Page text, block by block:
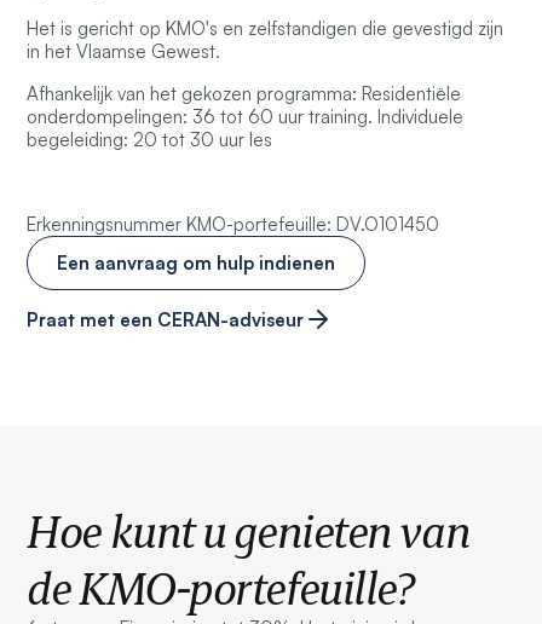
Het is gericht op KMO's en zelfstandigen die gevestigd zijn
in het Vlaamse Gewest.
Afhankelijk van het gekozen programma: Residentiële
onderdompelingen: 36 tot 60 uur training. Individuele
begeleiding: 20 tot 30 uur les
Erkenningsnummer KMO-portefeuille: DV.O101450
Een aanvraag om hulp indienen
Praat met een CERAN-adviseur
Hoe kunt u genieten van
de KMO-portefeuille?